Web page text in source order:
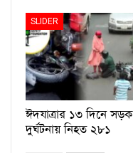
SLIDER
ঈদযাত্রার ১৩ দিনে সড়ক
দুর্ঘটনায় নিহত ২৮১